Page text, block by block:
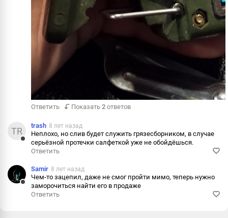
Ответить Показать 2 ответов
TR trash 8 лет назад
Неплохо, но слив будет служить грязесборником, в случае
серьёзной протечки салфеткой уже не обойдёшься.
Ответить
Samir 8 лет назад
Чем-то зацепил, даже не смог пройти мимо, теперь нужно
заморочиться найти его в продаже
Ответить